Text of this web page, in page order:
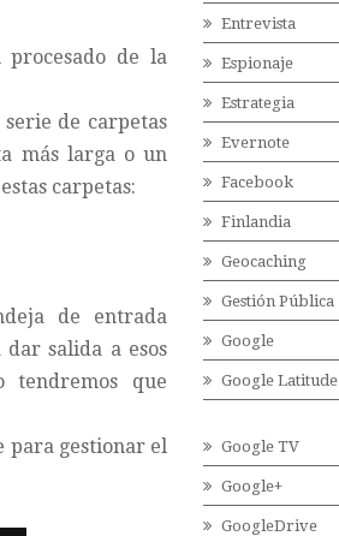
de la
de carpetas
más larga o un
carpetas:
de entrada
salida a esos
tendremos que
para gestionar el
Entrevista
Espionaje
Estrategia
Evernote
Facebook
Finlandia
Geocaching
Gestión Pública
Google
Google Latitude
Google TV
Google+
GoogleDrive